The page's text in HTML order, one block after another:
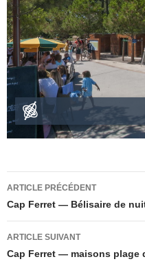
Navigation
des
articles
ARTICLE PRÉCÉDENT
Cap Ferret — Bélisaire de
ARTICLE SUIVANT
Cap Ferret — maisons plage